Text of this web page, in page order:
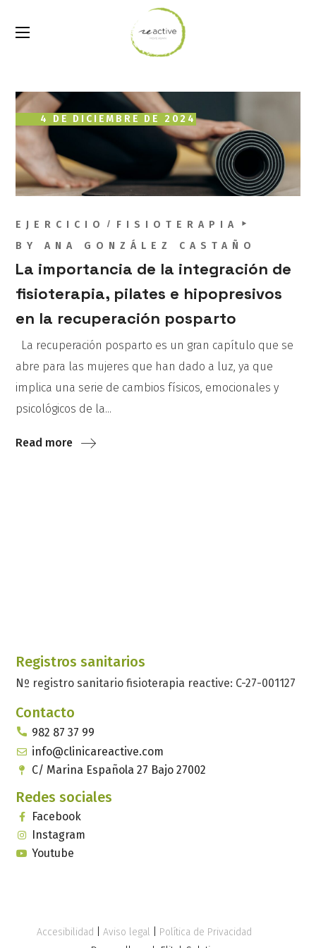
4 DE DICIEMBRE DE 2024
EJERCICIO
FISIOTERAPIA
BYANA GONZÁLEZ CASTAÑO
La importancia de la integración de
fisioterapia, pilates e hipopresivos
en la recuperación posparto
La recuperación posparto es un gran capítulo que se
abre para las mujeres que han dado a luz, ya que
implica una serie de cambios físicos, emocionales y
psicológicos de la...
Read more
Registros sanitarios
Nº registro sanitario fisioterapia reactive: C-27-001127
Contacto
982 87 37 99
info@clinicareactive.com
C/ Marina Española 27 Bajo 27002
Redes sociales
Facebook
Instagram
Youtube
Accesibilidad Aviso legal
Política de Privacidad